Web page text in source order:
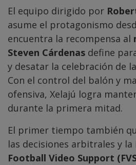
El equipo dirigido por
asume el protagonismo
encuentra la recompensa al
Steven Cárdenas define
y desatar la celebración de
Con el control del balón y
ofensiva, Xelajú logra
durante la primera mitad.
El primer tiempo también
las decisiones arbitrales y
Football Video Support